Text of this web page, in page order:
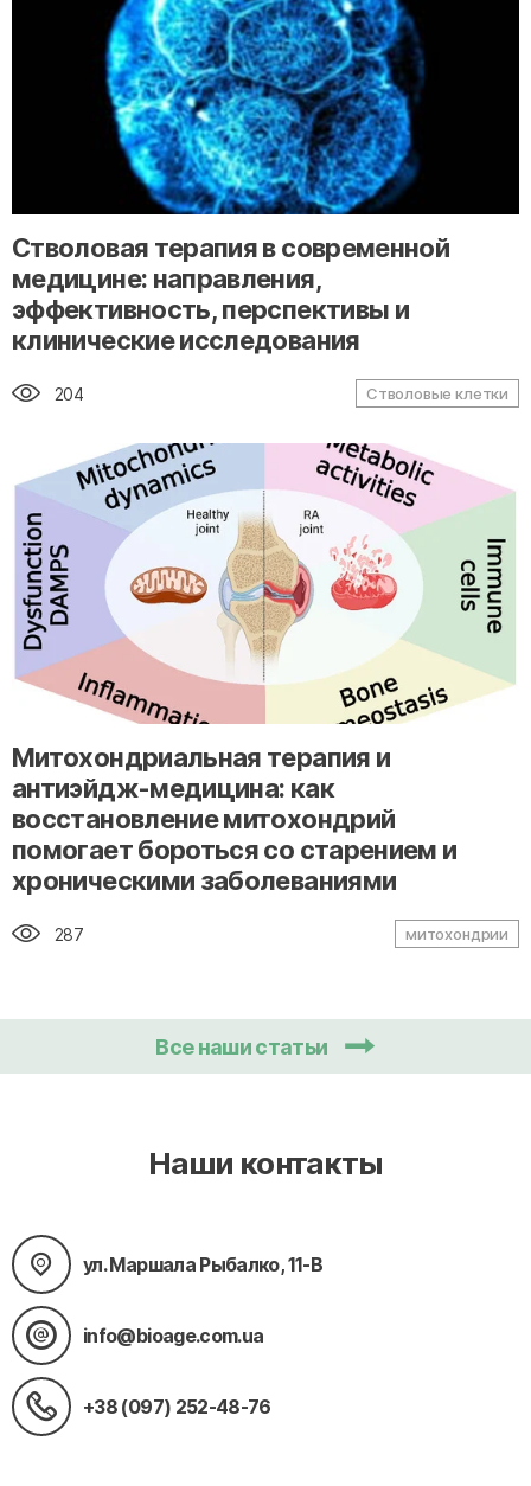
" alt="loading" class="img-responsive"/>
Стволовая терапия в современной
медицине: направления,
эффективность, перспективы и
клинические исследования
204 Стволовые клетки
" alt="loading" class="img-responsive"/>
Митохондриальная терапия и
антиэйдж-медицина: как
восстановление митохондрий
помогает бороться со старением и
хроническими заболеваниями
287 митохондрии
Все наши статьи
Наши контакты
ул. Маршала Рыбалко, 11-В
info@bioage.com.ua
+38 (097) 252-48-76